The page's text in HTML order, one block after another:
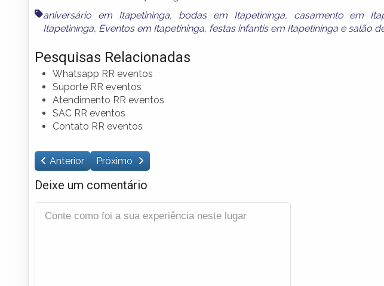
aniversário em Itapetininga, bodas em Itapetininga, casamento em
Itapetininga, Eventos em Itapetininga, festas infantis em Itapetininga e salão
Pesquisas Relacionadas
Whatsapp RR eventos
Suporte RR eventos
Atendimento RR eventos
SAC RR eventos
Contato RR eventos
Anterior Próximo
Deixe um comentário